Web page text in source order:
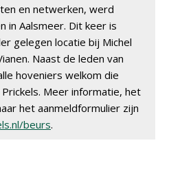
en netwerken, werd
in Aalsmeer. Dit keer is
gelegen locatie bij Michel
Naast de leden van
hoveniers welkom die
Meer informatie, het
het aanmeldformulier zijn
beurs.